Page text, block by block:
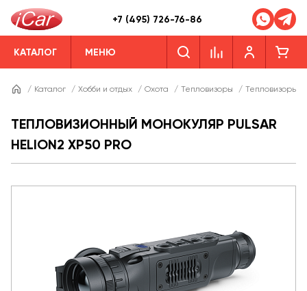
+7 (495) 726-76-86
КАТАЛОГ МЕНЮ
/ Каталог / Хобби и отдых / Охота / Тепловизоры / Тепловизоры
ТЕПЛОВИЗИОННЫЙ МОНОКУЛЯР PULSAR
HELION2 XP50 PRO